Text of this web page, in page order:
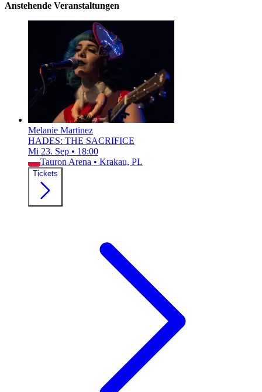
Anstehende Veranstaltungen
Melanie Martinez
HADES: THE SACRIFICE
Mi 23. Sep • 18:00
Tauron Arena • Krakau, PL
Tickets